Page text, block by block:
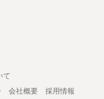
て
会社概要
採用情報